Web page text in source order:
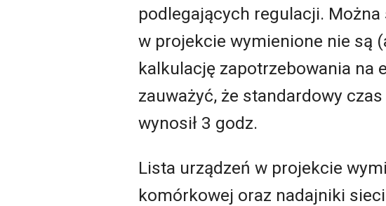
podlegających regulacji.
w projekcie wymienione nie są
kalkulację zapotrzebowania na
zauważyć, że standardowy
wynosił 3 godz.
Lista urządzeń w projekcie
komórkowej oraz nadajniki